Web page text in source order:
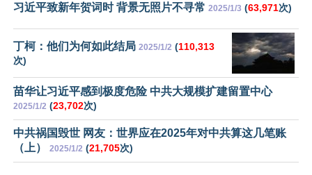
习近平致新年贺词时 背景无照片不寻常 2025/1/3 (63,971次)
丁柯：他们为何如此结局 2025/1/2 (110,313
次)
苗华让习近平感到极度危险 中共大规模扩建留置中心
2025/1/2 (23,702次)
中共祸国毁世 网友：世界应在2025年对中共算这几笔账
（上）
2025/1/2 (21,705次)